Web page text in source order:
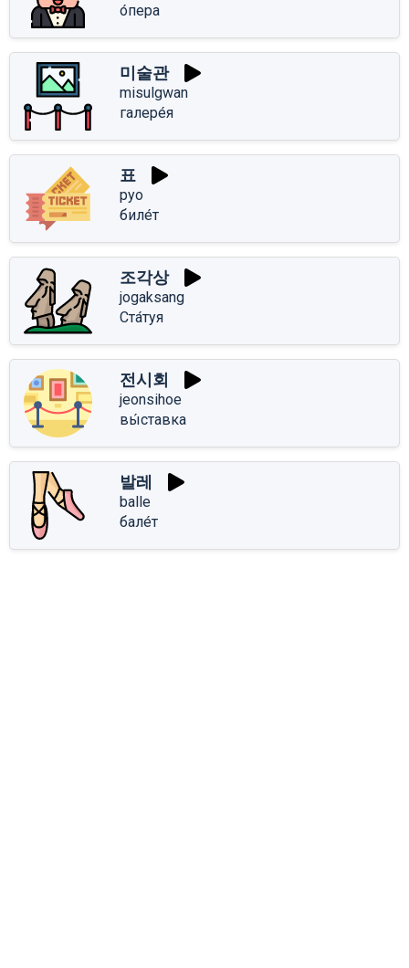
о́пера
미술관
misulgwan
галере́я
표
pyo
биле́т
조각상
jogaksang
Ста́туя
전시회
jeonsihoe
вы́ставка
발레
balle
бале́т